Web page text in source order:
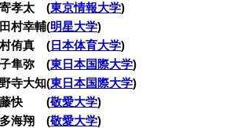
寄孝太 (東京情報大学)
田村幸輔(明星大学)
村侑真 ( 日本体育大学)
子隼弥 (東日本国際大学)
野寺大知(東日本国際大学)
藤快 (敬愛大学)
多海翔 (敬愛大学)